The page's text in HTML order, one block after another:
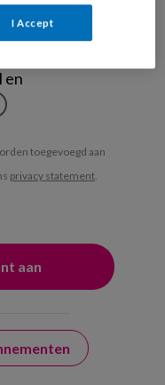
en
toegevoegd aan
privacy statement.
I Accept